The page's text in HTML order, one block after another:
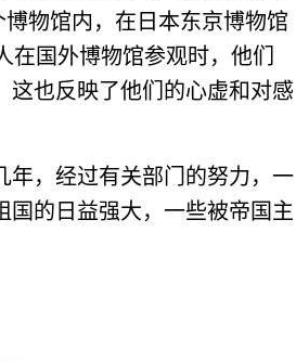
物馆内，在日本东京博物馆
国外博物馆参观时，他们
这也反映了他们的心虚和对感
，经过有关部门的努力，一
的日益强大，一些被帝国主